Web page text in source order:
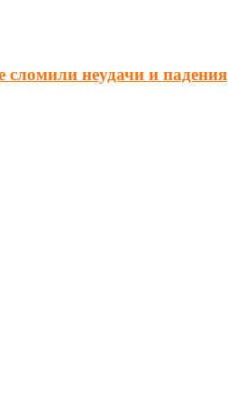
сломили неудачи и падения